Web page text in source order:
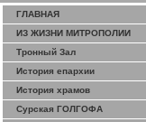
ГЛАВНАЯ
ИЗ ЖИЗНИ МИТРОПОЛИИ
Тронный Зал
История епархии
История храмов
Сурская ГОЛГОФА